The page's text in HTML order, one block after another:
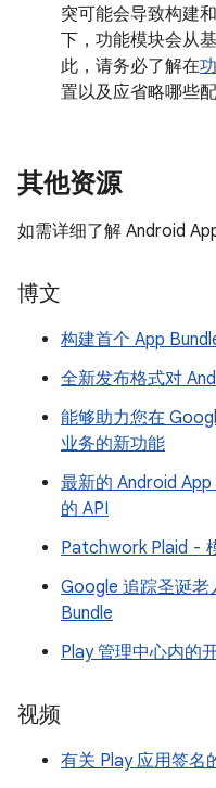
突可能会导致构建
下，功能模块会从
此，请务必了解在
置以及应省略哪些配
其他资源
如需详细了解 Android
博文
构建首个 App
全新发布格式对
能够助力您在
业务的新功能
最新的 Android
的 API
Patchwork Plaid -
Google 追踪圣诞老
Bundle
Play 管理中心内的
视频
有关 Play 应用签名